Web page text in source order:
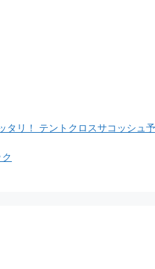
タリ！ テントクロスサコッシュ